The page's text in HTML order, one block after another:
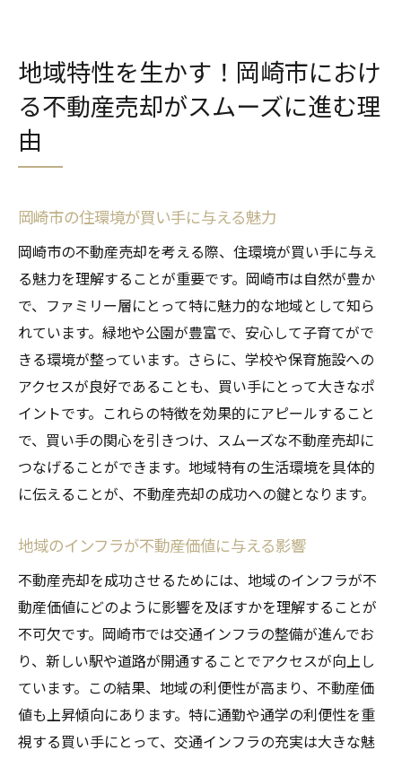
地域特性を生かす！岡崎市におけ
る不動産売却がスムーズに進む理
由
岡崎市の住環境が買い手に与える魅力
岡崎市の不動産売却を考える際、住環境が買い手に与え
る魅力を理解することが重要です。岡崎市は自然が豊か
で、ファミリー層にとって特に魅力的な地域として知ら
れています。緑地や公園が豊富で、安心して子育てがで
きる環境が整っています。さらに、学校や保育施設への
アクセスが良好であることも、買い手にとって大きなポ
イントです。これらの特徴を効果的にアピールすること
で、買い手の関心を引きつけ、スムーズな不動産売却に
つなげることができます。地域特有の生活環境を具体的
に伝えることが、不動産売却の成功への鍵となります。
地域のインフラが不動産価値に与える影響
不動産売却を成功させるためには、地域のインフラが不
動産価値にどのように影響を及ぼすかを理解することが
不可欠です。岡崎市では交通インフラの整備が進んでお
り、新しい駅や道路が開通することでアクセスが向上し
ています。この結果、地域の利便性が高まり、不動産価
値も上昇傾向にあります。特に通勤や通学の利便性を重
視する買い手にとって、交通インフラの充実は大きな魅